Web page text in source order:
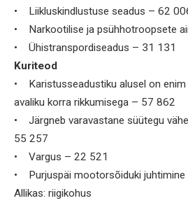
• Liikluskindlustuse seadus – 62
• Narkootilise ja psühhotroopsete
• Ühistranspordiseadus – 31 131
Kuriteod
• Karistusseadustiku alusel on enim
avaliku korra rikkumisega – 57 862
• Järgneb varavastane süütegu
55 257
• Vargus – 22 521
• Purjuspäi mootorsõiduki
Allikas: riigikohus